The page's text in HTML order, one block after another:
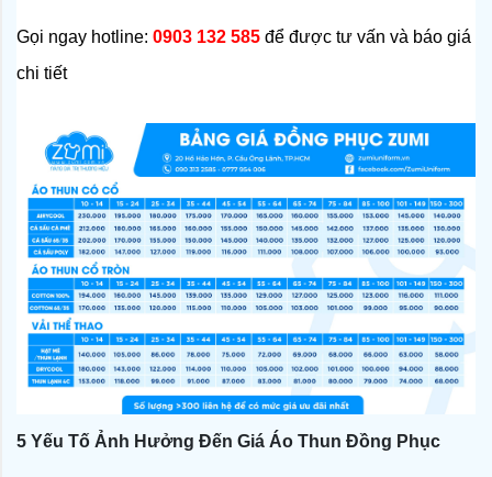
Gọi ngay hotline: 0903 132 585 để được tư vấn và báo giá
chi tiết
5 Yếu Tố Ảnh Hưởng Đến Giá Áo Thun Đồng Phục